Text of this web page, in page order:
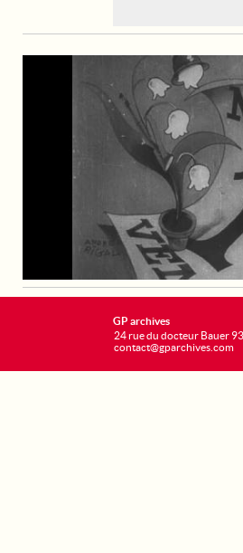
GP archives
24 rue du docteur Bauer
contact@gparchives.com